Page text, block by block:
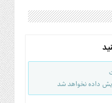
داده نخواهد شد